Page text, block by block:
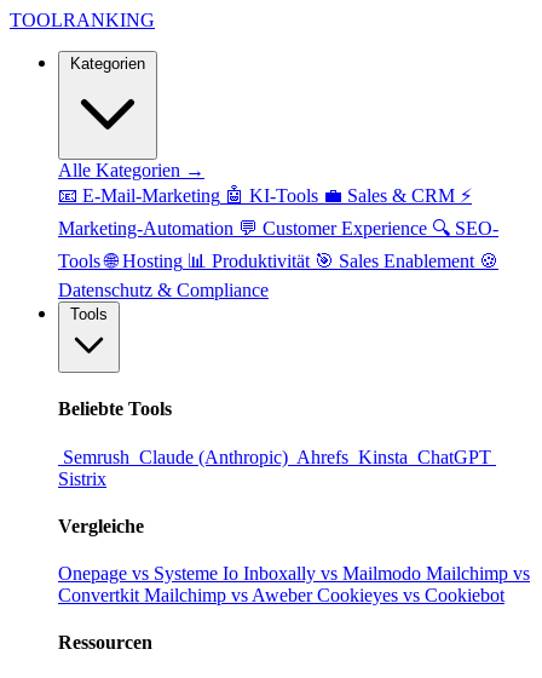
TOOLRANKING
Alle Kategorien →
📧 E-Mail-Marketing 🤖 KI-Tools 💼 Sales & CRM ⚡
Marketing-Automation 💬 Customer Experience 🔍 SEO-
Tools 🌐 Hosting 📊 Produktivität 🎯 Sales Enablement 🍪
Datenschutz & Compliance
Beliebte Tools
Semrush Claude (Anthropic) Ahrefs Kinsta ChatGPT
Sistrix
Vergleiche
Onepage vs Systeme Io Inboxally vs Mailmodo Mailchimp vs
Convertkit Mailchimp vs AweberCookieyes vs Cookiebot
Ressourcen